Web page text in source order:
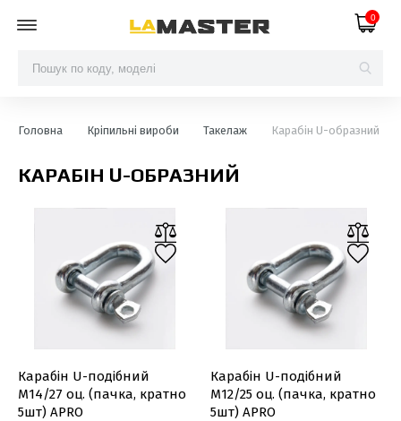
0
Головна Кріпильні вироби Такелаж Карабін U-образний
КАРАБІН U-ОБРАЗНИЙ
Карабiн U-подiбний
М14/27 оц. (пачка, кратно
5шт) APRO
Карабiн U-подiбний
М12/25 оц. (пачка, кратно
5шт) APRO